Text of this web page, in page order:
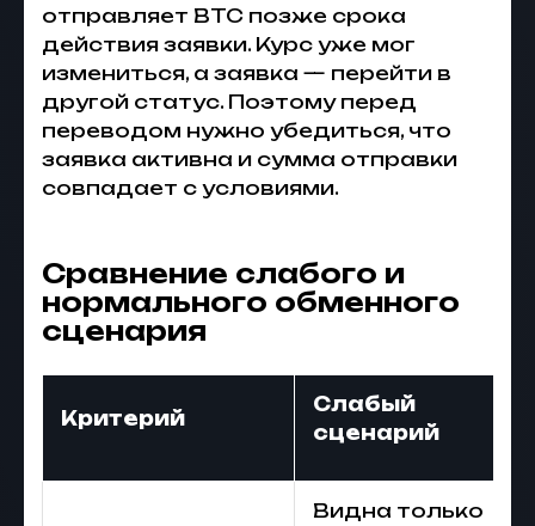
отправляет BTC позже срока
действия заявки. Курс уже мог
измениться, а заявка — перейти в
другой статус. Поэтому перед
переводом нужно убедиться, что
заявка активна и сумма отправки
совпадает с условиями.
Сравнение слабого и
нормального обменного
сценария
Критерий
Слабый
сценарий
Видна только